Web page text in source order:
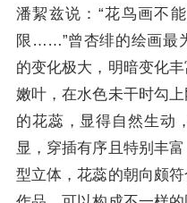
潘絜兹说：“花鸟画不
限……”曾杏绯的绘画最
的变化极大，明暗变化
嫩叶，在水色未干时勾
的花蕊，显得自然生动
显，穿插有序且特别丰
型立体，花蕊的朝向颇